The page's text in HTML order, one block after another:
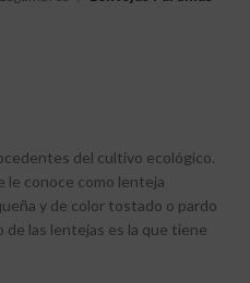
del cultivo ecológico.
le conoce como lenteja
y de color tostado o pardo
de las lentejas es la que tiene